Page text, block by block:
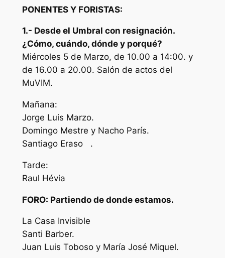
PONENTES Y FORISTAS:
1.- Desde el Umbral con resignación.
¿Cómo, cuándo, dónde y porqué?
Miércoles 5 de Marzo, de 10.00 a 14:00. y
de 16.00 a 20.00. Salón de actos del
MuVIM.
Mañana:
Jorge Luis Marzo.
Domingo Mestre y Nacho París.
Santiago Eraso .
Tarde:
Raul Hévia
FORO: Partiendo de donde estamos.
La Casa Invisible
Santi Barber.
Juan Luis Toboso y María José Miquel.